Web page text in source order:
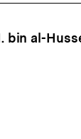
bin al-